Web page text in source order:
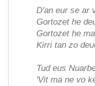
D'an eur se ar
Gortozet he
Gortozet he
Kirri tan zo
Tud eus
'Vit ma ne vo